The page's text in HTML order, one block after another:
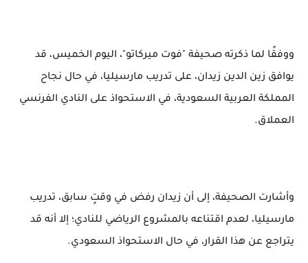
ووفقًا لما ذكرته صحيفة "فوت ميركاتو"، اليوم الخميس، قد
يوافق زين الدين زيدان، على تدريب مارسيليا، في حال نجاح
المملكة العربية السعودية، في الاستحواذ على النادي الفرنسي
العملاق.
وأشارت الصحيفة، إلى أن زيدان رفض في وقتٍ سابق، تدريب
مارسيليا، لعدم اقتناعه بالمشروع الرياضي للنادي؛ إلا أنه قد
يتراجع عن هذا القرار، في حال الاستحواذ السعودي.